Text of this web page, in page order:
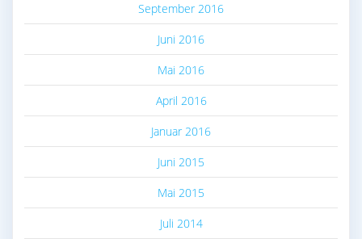
September 2016
Juni 2016
Mai 2016
April 2016
Januar 2016
Juni 2015
Mai 2015
Juli 2014